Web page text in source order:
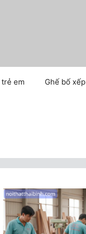
trẻ em Ghế bố xếp